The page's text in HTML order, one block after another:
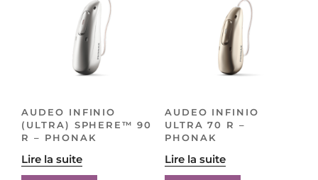
AUDEO INFINIO
(ULTRA) SPHERE™ 90
R – PHONAK
Lire la suite
AUDEO INFINIO
ULTRA 70 R –
PHONAK
Lire la suite